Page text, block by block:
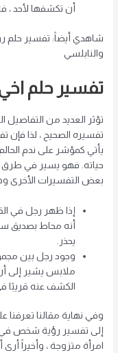
أن تكشفها لأحد
شاهدي أيضاً: تفسير حلم
والنابلسي
تفسير حلم
تؤثر العديد من التفاصيل
تفسيره الصحيح ، لذا
يأتي كمؤشر على ندم
حياته. فهو يسير في طرق
بعض التفسيرات الأخرى
إذا ظهر رجل في
أنه محاط بصديق
يحذر.
وجود رجل بين
ملابس يشير إلى
الكشف عنه قريبًا
وفي نهاية مقالنا
إلى تفسير رؤية شخص في
امرأة متزوجة ، وأخيراً